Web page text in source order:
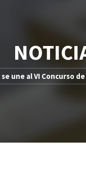
se une al VI Concurso